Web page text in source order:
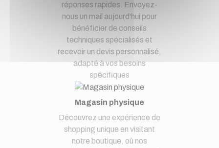
réponses rapides. Envoyez-
nous un mail aujourd'hui pour
bénéficier de conseils
techniques spécialisés et
recevoir un devis personnalisé,
adapté à vos besoins
spécifiques
Magasin physique
Découvrez une expérience de
shopping unique en visitant
notre boutique, où nos